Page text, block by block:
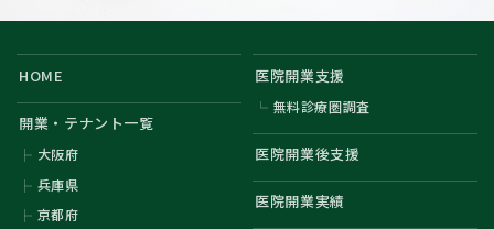
HOME
開業・テナント一覧
大阪府
兵庫県
京都府
医院開業支援
無料診療圏調査
医院開業後支援
医院開業実績